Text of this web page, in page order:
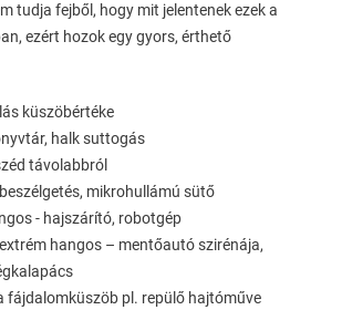
tudja fejből, hogy mit jelentenek ezek a
ezért hozok egy gyors, érthető
küszöbértéke
halk suttogás
távolabbról
mikrohullámú sütő
- hajszárító, robotgép
hangos – mentőautó szirénája,
fájdalomküszöb pl. repülő hajtóműve